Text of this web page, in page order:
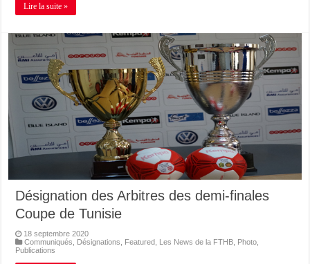
Lire la suite »
Désignation des Arbitres des demi-finales
Coupe de Tunisie
18 septembre 2020
Communiqués
Désignations Featured Les News de la FTHB Photo
Publications